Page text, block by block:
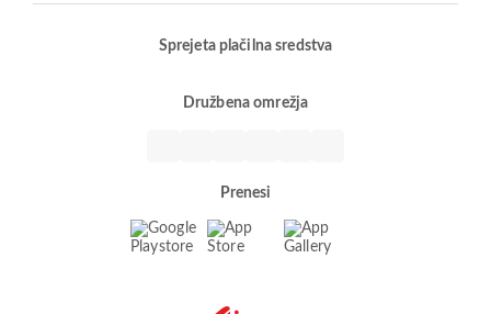
Sprejeta plačilna sredstva
Družbena omrežja
Prenesi